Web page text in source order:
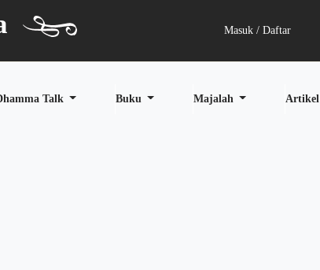
Masuk / Daftar
Talk Buku Majalah Artikel